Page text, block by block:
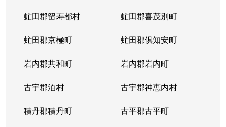
虻田郡留寿都村 虻田郡喜茂別町
虻田郡京極町 虻田郡倶知安町
岩内郡共和町 岩内郡岩内町
古宇郡泊村 古宇郡神恵内村
積丹郡積丹町 古平郡古平町